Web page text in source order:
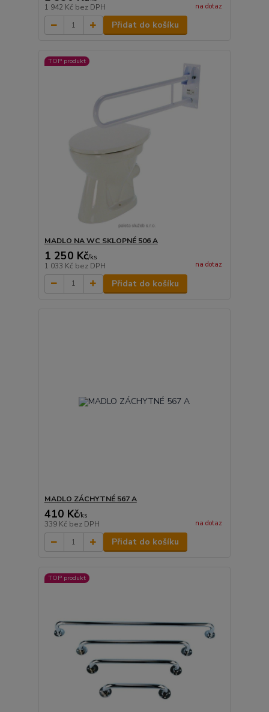
1 942 Kč bez DPH na dotaz
Přidat do košíku
TOP produkt
MADLO NA WC SKLOPNÉ 506 A
1 250 Kč/ks
1 033 Kč bez DPH na dotaz
Přidat do košíku
MADLO ZÁCHYTNÉ 567 A
410 Kč/ks
339 Kč bez DPH na dotaz
Přidat do košíku
TOP produkt